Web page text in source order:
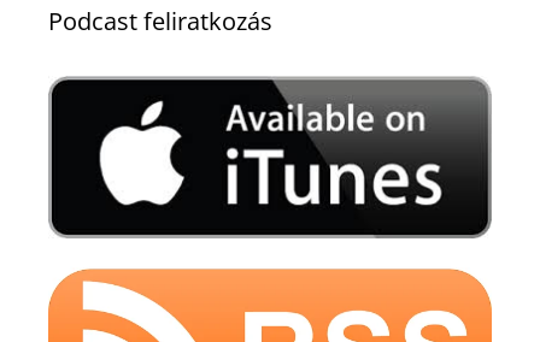
Podcast feliratkozás